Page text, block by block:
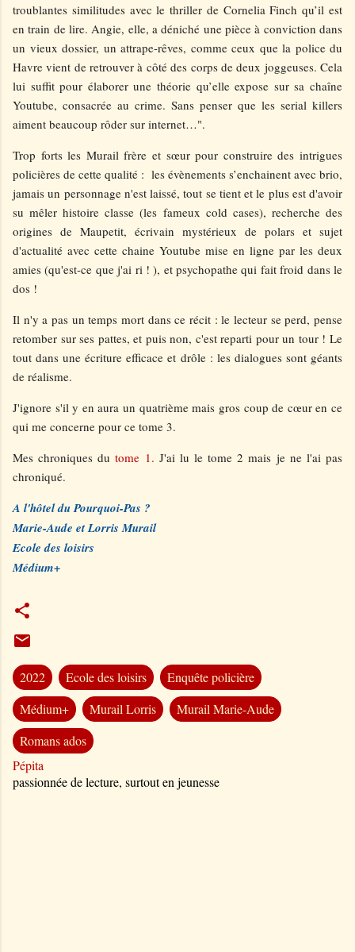
troublantes similitudes avec le thriller de Cornelia Finch qu’il est
en train de lire. Angie, elle, a déniché une pièce à conviction dans
un vieux dossier, un attrape-rêves, comme ceux que la police du
Havre vient de retrouver à côté des corps de deux joggeuses. Cela
lui suffit pour élaborer une théorie qu’elle expose sur sa chaîne
Youtube, consacrée au crime. Sans penser que les serial killers
aiment beaucoup rôder sur internet…".
Trop forts les Murail frère et sœur pour construire des intrigues
policières de cette qualité : les évènements s’enchainent avec brio,
jamais un personnage n'est laissé, tout se tient et le plus est d'avoir
su mêler histoire classe (les fameux cold cases), recherche des
origines de Maupetit, écrivain mystérieux de polars et sujet
d'actualité avec cette chaine Youtube mise en ligne par les deux
amies (qu'est-ce que j'ai ri ! ), et psychopathe qui fait froid dans le
dos !
Il n'y a pas un temps mort dans ce récit : le lecteur se perd, pense
retomber sur ses pattes, et puis non, c'est reparti pour un tour ! Le
tout dans une écriture efficace et drôle : les dialogues sont géants
de réalisme.
J'ignore s'il y en aura un quatrième mais gros coup de cœur en ce
qui me concerne pour ce tome 3.
Mes chroniques dutome 1. J'ai lu le tome 2 mais je ne l'ai pas
chroniqué.
A l'hôtel du Pourquoi-Pas ?
Marie-Aude et Lorris Murail
Ecole des loisirs
Médium+
2022 Ecole des loisirs
Enquête policière
Médium+
Murail Lorris
Murail Marie-Aude
Romans ados
Pépita
passionnée de lecture, surtout en jeunesse